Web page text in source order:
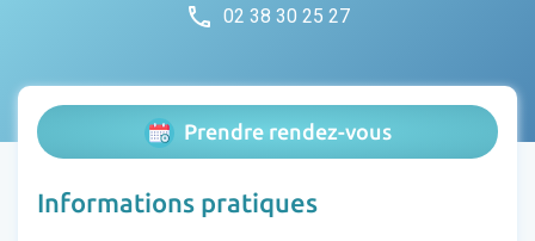
phone 02 38 30 25 27
Prendre rendez-vous
Informations pratiques